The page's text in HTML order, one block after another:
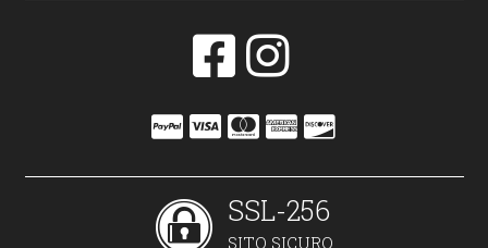
SSL-256
SITO SICURO